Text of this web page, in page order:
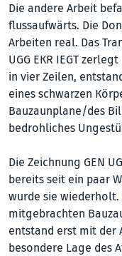
Die andere Arbeit
flussaufwärts. Die
Arbeiten real. Das
UGG EKR IEGT
in vier Zeilen,
eines schwarzen
Bauzaunplane/des
bedrohliches
Die Zeichnung GEN
bereits seit ein paar
wurde sie wiederholt.
mitgebrachten
entstand erst mit der
besondere Lage des